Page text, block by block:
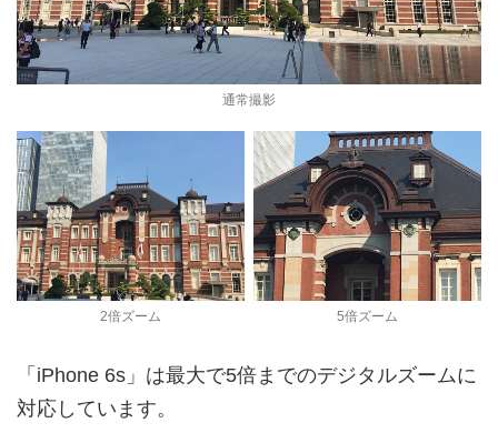
通常撮影
2倍ズーム 5倍ズーム
「iPhone 6s」は最大で5倍までのデジタルズームに
対応しています。